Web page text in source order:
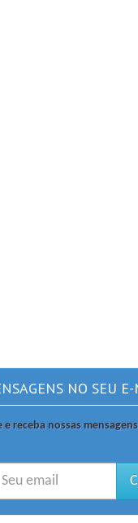
NO SEU
e receba nossas